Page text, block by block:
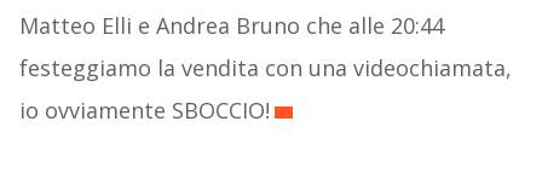
Matteo Elli e Andrea Bruno che alle 20:44
festeggiamo la vendita con una videochiamata,
io ovviamente SBOCCIO!